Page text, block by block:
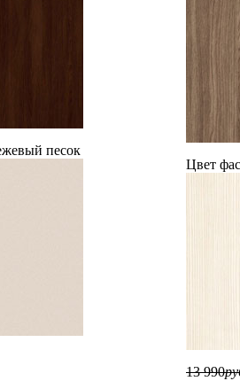
песок
Цвет
13 990